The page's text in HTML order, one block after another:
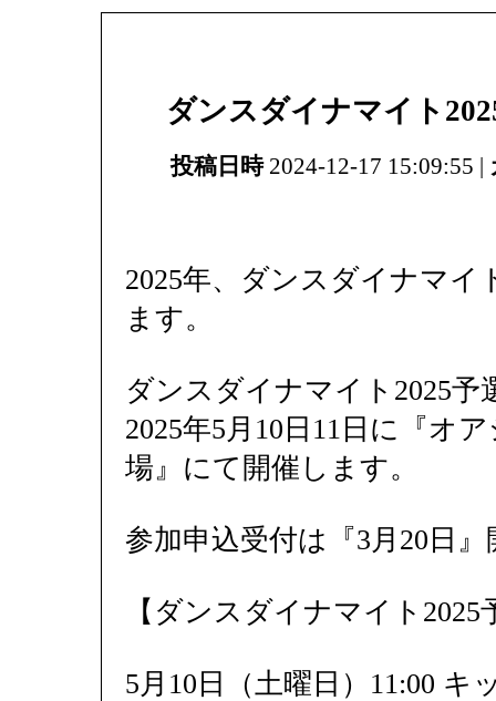
ダンスダイナマイト
投稿日時2024-12-17 15:09:55 |
2025年、ダンスダイナマイ
ます。
ダンスダイナマイト2025予
2025年5月10日11日に『オ
場』にて開催します。
参加申込受付は『3月20日』
【ダンスダイナマイト2025
5月10日（土曜日）11:00 キ